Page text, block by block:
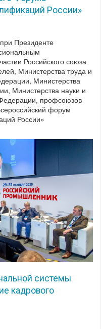
России»
Президенте
Российского союза
Министерства труда и
Министерства
Министерства науки и
профсоюзов
форум
России»
системы
кадрового